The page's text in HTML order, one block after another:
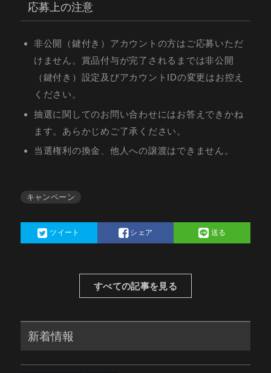
応募上の注意
非公開（鍵付き）アカウントの方はご応募いただ
けません。賞品付与が完了されるまでは非公開
（鍵付き）設定及びアカウントIDの変更はお控え
ください。
抽選に関してのお問い合わせにはお答えできかね
ます。あらかじめご了承ください。
当選権利の換金、他人への譲渡はできません。
キャンペーン
ツイート シェア 送る
すべての記事を見る
新着情報